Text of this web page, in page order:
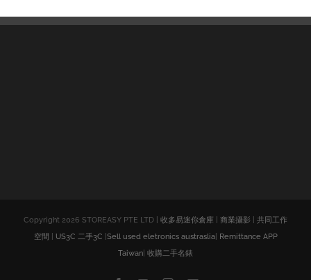
Copyright 2026 STOREASY PTE LTD | 收多易迷你倉庫 商業攝影
共同工作
空間
US3C 二手3C Sell used eletronics austraslia| Remittance APP
Taiwan 收購二手名錶